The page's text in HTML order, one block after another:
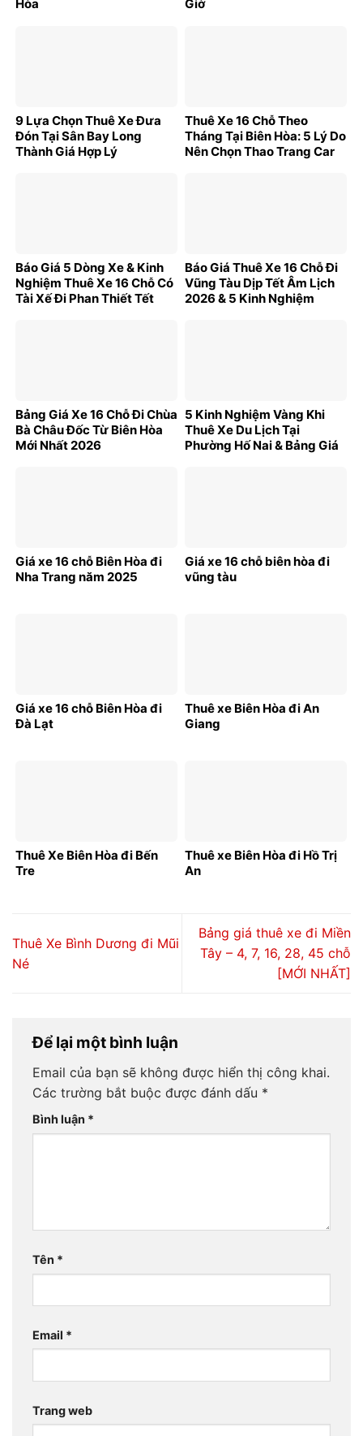
Hòa Giờ
9 Lựa Chọn Thuê Xe Đưa
Đón Tại Sân Bay Long
Thành Giá Hợp Lý
Thuê Xe 16 Chỗ Theo
Tháng Tại Biên Hòa: 5 Lý Do
Nên Chọn Thao Trang Car
Báo Giá 5 Dòng Xe & Kinh
Nghiệm Thuê Xe 16 Chỗ Có
Tài Xế Đi Phan Thiết Tết
Báo Giá Thuê Xe 16 Chỗ Đi
Vũng Tàu Dịp Tết Âm Lịch
2026 & 5 Kinh Nghiệm
Bảng Giá Xe 16 Chỗ Đi Chùa
Bà Châu Đốc Từ Biên Hòa
Mới Nhất 2026
5 Kinh Nghiệm Vàng Khi
Thuê Xe Du Lịch Tại
Phường Hố Nai & Bảng Giá
Giá xe 16 chỗ Biên Hòa đi
Nha Trang năm 2025
Giá xe 16 chỗ biên hòa đi
vũng tàu
Giá xe 16 chỗ Biên Hòa đi
Đà Lạt
Thuê xe Biên Hòa đi An
Giang
Thuê Xe Biên Hòa đi Bến
Tre
Thuê xe Biên Hòa đi Hồ Trị
An
Thuê Xe Bình Dương đi Mũi
Né
Bảng giá thuê xe đi Miền
Tây – 4, 7, 16, 28, 45 chỗ
[MỚI NHẤT]
Để lại một bình luận
Email của bạn sẽ không được hiển thị công khai.
Các trường bắt buộc được đánh dấu *
Bình luận *
Tên *
Email *
Trang web